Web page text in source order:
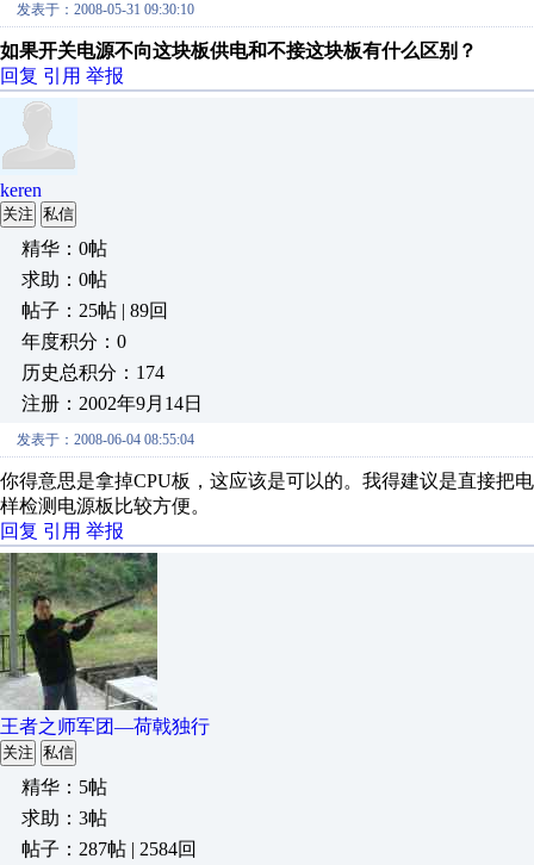
发表于：2008-05-31 09:30:10
如果开关电源不向这块板供电和不接这块板有什么区别？
回复 引用 举报
keren
关注 私信
精华：0帖
求助：0帖
帖子：25帖 | 89回
年度积分：0
历史总积分：174
注册：2002年9月14日
发表于：2008-06-04 08:55:04
你得意思是拿掉CPU板，这应该是可以的。我得建议是直接把
样检测电源板比较方便。
回复 引用 举报
王者之师军团—荷戟独行
关注 私信
精华：5帖
求助：3帖
帖子：287帖 | 2584回